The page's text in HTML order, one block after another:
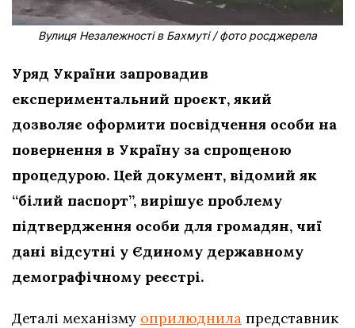
Вулиця Незалежності в Бахмуті / фото росджерела
Уряд України запровадив
експериментальний проєкт, який
дозволяє оформити посвідчення особи на
повернення в Україну за спрощеною
процедурою. Цей документ, відомий як
“білий паспорт”, вирішує проблему
підтвердження особи для громадян, чиї
дані відсутні у Єдиному державному
демографічному реєстрі.
Деталі механізму оприлюднила представник